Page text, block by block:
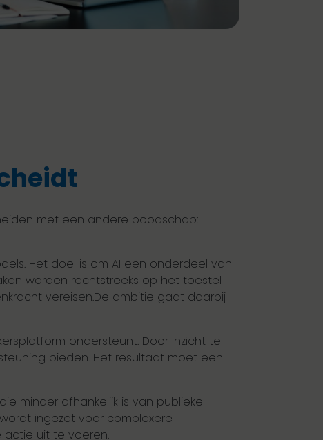
met een andere boodschap:
Het doel is om AI een onderdeel van
worden rechtstreeks op het toestel
vereisen.De ambitie gaat daarbij
ondersteunt. Door inzicht te
bieden. Het resultaat moet een
minder afhankelijk is van publieke
ingezet voor complexere
uit te voeren.